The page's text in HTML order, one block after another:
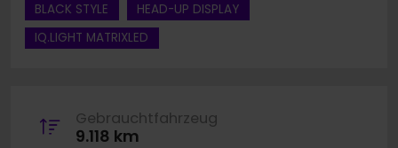
BLACK STYLE
HEAD-UP DISPLAY
IQ.LIGHT MATRIXLED
Gebrauchtfahrzeug
9.118 km